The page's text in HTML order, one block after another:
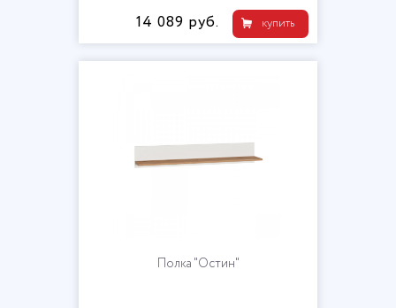
купить
14 089 руб.
Полка "Остин"